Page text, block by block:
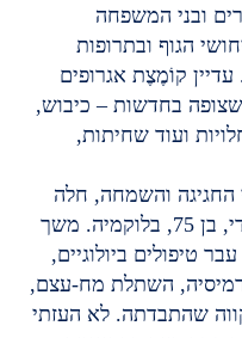
ובני המשפחה
הגוף ובתרופות
עדיין קוֹמֶצֶת אגרופים
בחדשות – כיבוש,
ועוד שחיתות,
החגיגה והשמחה, חלה
אחי הצעיר אודי, בן 75, בלוקמיה. משך
טיפולים ביולוגיים,
רמיסיה, השתלת מח-עצם,
שהתבדתה. לא העזתי